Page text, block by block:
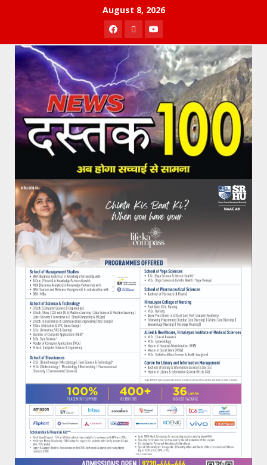
August 8, 2026
Facebook
TwitterYoutube